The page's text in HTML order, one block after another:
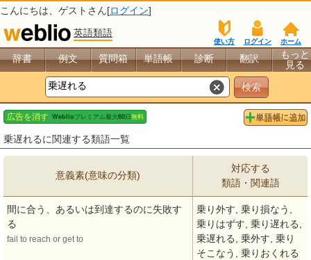
こんにちは、 ゲスト さん[ログイン]
英語類語
ホーム
ログイン
使い方
辞書 例文 質問箱 単語帳 診断 翻訳
もっと
見る
乗遅れるに関連する類語一覧
意義素(意味の分類)
対応する
類語・関連語
間に合う、あるいは到達するのに失敗す
る
fail to reach or get to
乗り外す, 乗り損なう,
乗りはずす, 乗り遅れる,
乗遅れる, 乗外す, 乗り
そこなう, 乗りおくれる